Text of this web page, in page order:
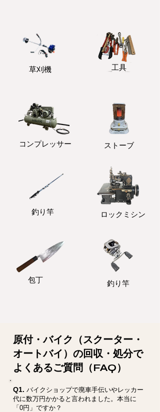
​草刈機 ​工具
コンプレッサー ストーブ
釣り竿 ロックミシン
包丁 釣り竿
原付・バイク（スクーター・
オートバイ）の回収・処分で
よくあるご質問（FAQ）
Q1. バイクショップで廃車手伝いやレッカー
代に数万円かかると言われました。本当に
「0円」ですか？